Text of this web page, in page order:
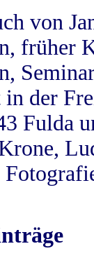
von
früher
der
Fulda